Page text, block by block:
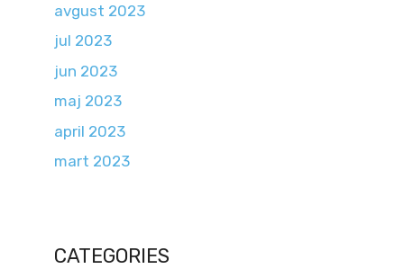
avgust 2023
jul 2023
jun 2023
maj 2023
april 2023
mart 2023
CATEGORIES